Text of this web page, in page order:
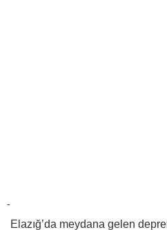
-
Elazığ’da meydana gelen